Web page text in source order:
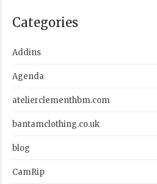
Categories
Addins
Agenda
atelierclementhbm.com
bantamclothing.co.uk
blog
CamRip